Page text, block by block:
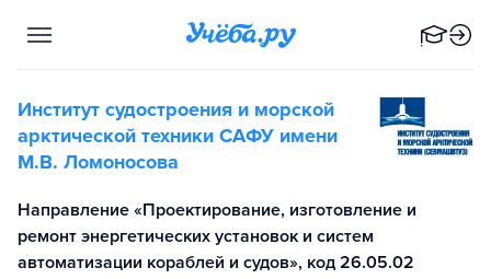
Институт судостроения и морской
арктической техники САФУ имени
М.В. Ломоносова
Направление «Проектирование, изготовление и
ремонт энергетических установок и систем
автоматизации кораблей и судов», код 26.05.02